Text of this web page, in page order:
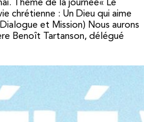
Thème de la journée« Le
chrétienne : Un Dieu qui aime
et Mission) Nous aurons
Benoît Tartanson, délégué